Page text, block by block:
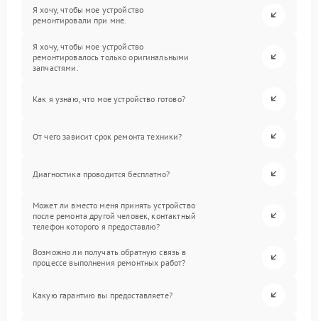
Я хочу, чтобы мое устройство
ремонтировали при мне.
Я хочу, чтобы мое устройство
ремонтировалось только оригинальными
запчастями.
Как я узнаю, что мое устройство готово?
От чего зависит срок ремонта техники?
Диагностика проводится бесплатно?
Может ли вместо меня принять устройство
после ремонта другой человек, контактный
телефон которого я предоставлю?
Возможно ли получать обратную связь в
процессе выполнения ремонтных работ?
Какую гарантию вы предоставляете?